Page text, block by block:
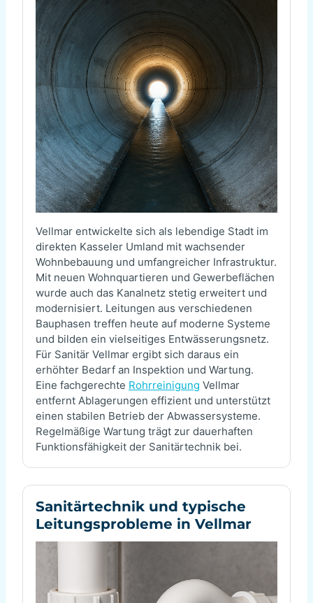
Vellmar entwickelte sich als lebendige Stadt im
direkten Kasseler Umland mit wachsender
Wohnbebauung und umfangreicher Infrastruktur.
Mit neuen Wohnquartieren und Gewerbeflächen
wurde auch das Kanalnetz stetig erweitert und
modernisiert. Leitungen aus verschiedenen
Bauphasen treffen heute auf moderne Systeme
und bilden ein vielseitiges Entwässerungsnetz.
Für Sanitär Vellmar ergibt sich daraus ein
erhöhter Bedarf an Inspektion und Wartung.
Eine fachgerechte Rohrreinigung Vellmar
entfernt Ablagerungen effizient und unterstützt
einen stabilen Betrieb der Abwassersysteme.
Regelmäßige Wartung trägt zur dauerhaften
Funktionsfähigkeit der Sanitärtechnik bei.
Sanitärtechnik und typische
Leitungsprobleme in Vellmar